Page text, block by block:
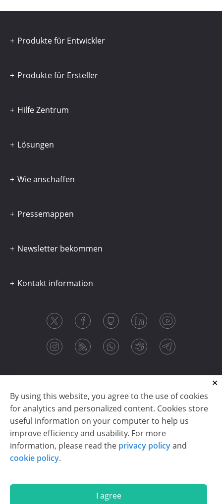
By using this website, you agree to the use of cookies
for analytics and personalized content. Cookies store
useful information on your computer to help us
improve efficiency and usability. For more
information, please read the privacy policyand
cookie policy.
I agree
Produkte für Entwickler
Produkte für Ersteller
Hilfe Zentrum
Lösungen
Wie anschaffen
Pressemappen
Newsletter bekommen
Kontakt information
Copyright © 2003-2026 CloudReports sp. z o.o. (dba
Stimulsoft). All rights reserved.
En De